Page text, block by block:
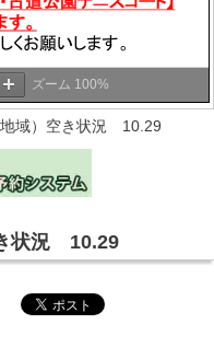
ズーム 100%
域）空き状況 10.29
状況 10.29